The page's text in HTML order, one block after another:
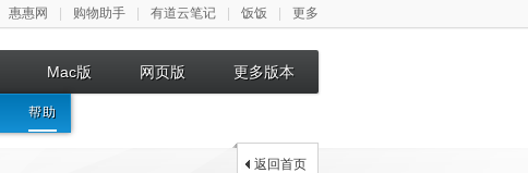
惠惠网 购物助手 有道云笔记 饭饭 更多
帮助
Mac版 网页版 更多版本
返回首页